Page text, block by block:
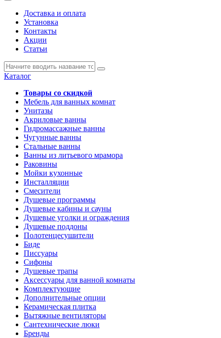
Доставка и оплата
Установка
Контакты
Акции
Статьи
Каталог
Товары со скидкой
Мебель для ванных комнат
Унитазы
Акриловые ванны
Гидромассажные ванны
Чугунные ванны
Стальные ванны
Ванны из литьевого мрамора
Раковины
Мойки кухонные
Инсталляции
Смесители
Душевые программы
Душевые кабины и сауны
Душевые уголки и ограждения
Душевые поддоны
Полотенцесушители
Биде
Писсуары
Сифоны
Душевые трапы
Аксессуары для ванной комнаты
Комплектующие
Дополнительные опции
Керамическая плитка
Вытяжные вентиляторы
Сантехнические люки
Бренды